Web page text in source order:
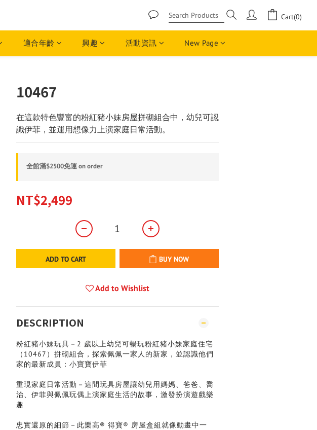
Cart(0)
適合年齡 興趣 活動資訊 New Page
10467
在這款特色豐富的粉紅豬小妹房屋拼砌組合中，幼兒可認
識伊菲，並運用想像力上演家庭日常活動。
全館滿$2500免運 on order
NT$2,499
ADD TO CART BUY NOW
Add to Wishlist
DESCRIPTION
粉紅豬小妹玩具－2 歲以上幼兒可暢玩粉紅豬小妹家庭住宅
（10467）拼砌組合，探索佩佩一家人的新家，並認識他們
家的最新成員：小寶寶伊菲
重現家庭日常活動－這間玩具房屋讓幼兒用媽媽、爸爸、喬
治、伊菲與佩佩玩偶上演家庭生活的故事，激發扮演遊戲樂
趣
忠實還原的細節－此樂高® 得寶® 房屋盒組就像動畫中一